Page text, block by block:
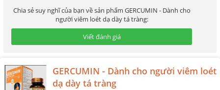
Chia sẻ suy nghĩ của bạn về sản phẩm GERCUMIN - Dành cho
người viêm loét dạ dày tá tràng:
Viết đánh giá
GERCUMIN - Dành cho người viêm loét
dạ dày tá tràng